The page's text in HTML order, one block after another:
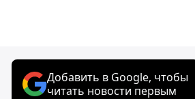
Добавить в Google, чтобы
читать новости первым